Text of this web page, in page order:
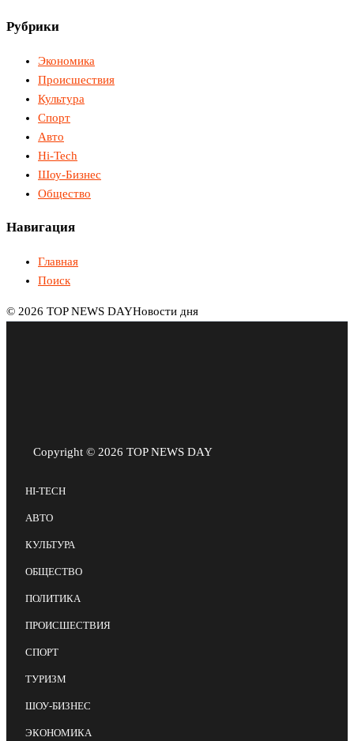
Рубрики
Экономика
Происшествия
Культура
Спорт
Авто
Hi-Tech
Шоу-Бизнес
Общество
Навигация
Главная
Поиск
© 2026 TOP NEWS DAYНовости дня
Copyright © 2026 TOP NEWS DAY
HI-TECH
АВТО
КУЛЬТУРА
ОБЩЕСТВО
ПОЛИТИКА
ПРОИСШЕСТВИЯ
СПОРТ
ТУРИЗМ
ШОУ-БИЗНЕС
ЭКОНОМИКА